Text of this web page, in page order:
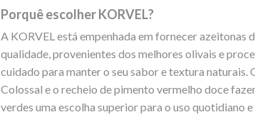
Porquê escolher KORVEL?
A KORVEL está empenhada em fornecer azeitonas
qualidade, provenientes dos melhores olivais e
cuidado para manter o seu sabor e textura naturais.
Colossal e o recheio de pimento vermelho doce
verdes uma escolha superior para o uso quotidiano